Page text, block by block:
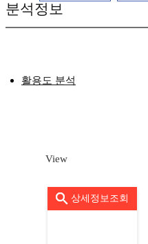
분석정보
활용도 분석
View
상세정보조회